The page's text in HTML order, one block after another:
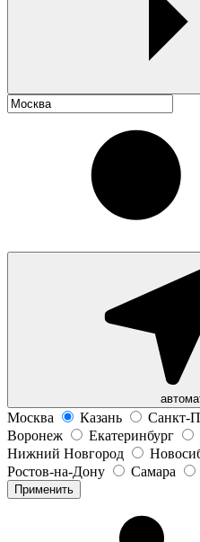
Москва Казань Санкт-
Воронеж
Екатеринбург
Нижний Новгород
Ростов-на-Дону
Самара
Применить